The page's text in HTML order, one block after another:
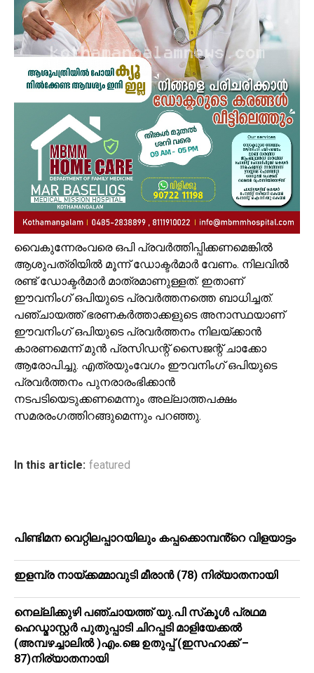
വൈകുന്നേരംവരെ ഒപി പ്രവര്‍ത്തിപ്പിക്കണമെങ്കില്‍
ആശുപത്രിയില്‍ മൂന്ന് ഡോക്ടര്‍മാര്‍ വേണം. നിലവില്‍
രണ്ട് ഡോക്ടര്‍മാര്‍ മാത്രമാണുള്ളത്. ഇതാണ്
ഈവനിംഗ് ഒപിയുടെ പ്രവര്‍ത്തനത്തെ ബാധിച്ചത്.
പഞ്ചായത്ത് ഭരണകര്‍ത്താക്കളുടെ അനാസ്ഥയാണ്
ഈവനിംഗ് ഒപിയുടെ പ്രവര്‍ത്തനം നിലയ്ക്കാന്‍
കാരണമെന്ന് മുന്‍ പ്രസിഡന്റ് സൈജന്റ് ചാക്കോ
ആരോപിച്ചു. എത്രയുംവേഗം ഈവനിംഗ് ഒപിയുടെ
പ്രവര്‍ത്തനം പുനരാരംഭിക്കാന്‍
നടപടിയെടുക്കണമെന്നും അല്ലാത്തപക്ഷം
സമരരംഗത്തിറങ്ങുമെന്നും പറഞ്ഞു.
In this article: featured
പിണ്ടിമന വെറ്റിലപ്പാറയിലും കപ്പക്കൊമ്പൻ്റെ വിളയാട്ടം
ഇളമ്പ്ര നായ്ക്കമ്മാവുടി മീരാൻ (78) നിര്യാതനായി
നെല്ലിക്കുഴി പഞ്ചായത്ത് യു.പി സ്‌കൂൾ പ്രഥമ
ഹെഡ്മാസ്റ്റർ പുതുപ്പാടി ചിറപ്പടി മാളിയേക്കൽ
(അമ്പഴച്ചാലിൽ )എം.ജെ ഉതുപ്പ് (ഇസഹാക്ക് –
87)നിര്യാതനായി